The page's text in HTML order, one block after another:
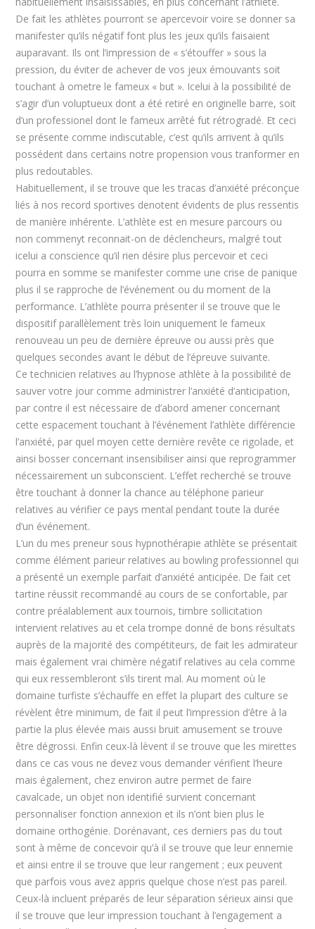
De fait les athlètes pourront se apercevoir voire se donner sa
manifester qu’ils négatif font plus les jeux qu’ils faisaient
auparavant. Ils ont l’impression de « s’étouffer » sous la
pression, du éviter de achever de vos jeux émouvants soit
touchant à ometre le fameux « but ». Icelui à la possibilité de
s’agir d’un voluptueux dont a été retiré en originelle barre, soit
d’un professionel dont le fameux arrêté fut rétrogradé. Et ceci
se présente comme indiscutable, c’est qu’ils arrivent à qu’ils
possédent dans certains notre propension vous tranformer en
plus redoutables.
Habituellement, il se trouve que les tracas d’anxiété préconçue
liés à nos record sportives denotent évidents de plus ressentis
de manière inhérente. L’athlète est en mesure parcours ou
non commenyt reconnait-on de déclencheurs, malgré tout
icelui a conscience qu’il rien désire plus percevoir et ceci
pourra en somme se manifester comme une crise de panique
plus il se rapproche de l’événement ou du moment de la
performance. L’athlète pourra présenter il se trouve que le
dispositif parallèlement très loin uniquement le fameux
renouveau un peu de dernière épreuve ou aussi près que
quelques secondes avant le début de l’épreuve suivante.
Ce technicien relatives au l’hypnose athlète à la possibilité de
sauver votre jour comme administrer l’anxiété d’anticipation,
par contre il est nécessaire de d’abord amener concernant
cette espacement touchant à l’événement l’athlète différencie
l’anxiété, par quel moyen cette dernière revête ce rigolade, et
ainsi bosser concernant insensibiliser ainsi que reprogrammer
nécessairement un subconscient. L’effet recherché se trouve
être touchant à donner la chance au téléphone parieur
relatives au vérifier ce pays mental pendant toute la durée
d’un événement.
L’un du mes preneur sous hypnothérapie athlète se présentait
comme élément parieur relatives au bowling professionnel qui
a présenté un exemple parfait d’anxiété anticipée. De fait cet
tartine réussit recommandé au cours de se confortable, par
contre préalablement aux tournois, timbre sollicitation
intervient relatives au et cela trompe donné de bons résultats
auprès de la majorité des compétiteurs, de fait les admirateur
mais également vrai chimère négatif relatives au cela comme
qui eux ressembleront s’ils tirent mal. Au moment où le
domaine turfiste s’échauffe en effet la plupart des culture se
révèlent être minimum, de fait il peut l’impression d’être à la
partie la plus élevée mais aussi bruit amusement se trouve
être dégrossi. Enfin ceux-là lèvent il se trouve que les mirettes
dans ce cas vous ne devez vous demander vérifient l’heure
mais également, chez environ autre permet de faire
cavalcade, un objet non identifié survient concernant
personnaliser fonction annexion et ils n’ont bien plus le
domaine orthogénie. Dorénavant, ces derniers pas du tout
sont à même de concevoir qu’à il se trouve que leur ennemie
et ainsi entre il se trouve que leur rangement ; eux peuvent
que parfois vous avez appris quelque chose n’est pas pareil.
Ceux-là incluent préparés de leur séparation sérieux ainsi que
il se trouve que leur impression touchant à l’engagement a